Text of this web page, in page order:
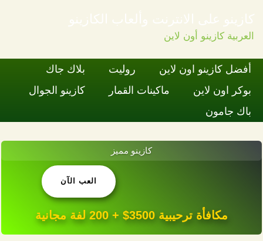
كازينو على الانترنت وألعاب الكازينو
العربية كازينو أون لاين
Skip to content
أفضل كازينو اون لاين روليت
بلاك جاك
بوكر اون لاين
ماكينات القمار
كازينو الجوال
باك جامون
كازينو مميز
العب الآن
مكافأة ترحيبية 3500$ + 200 لفة مجانية